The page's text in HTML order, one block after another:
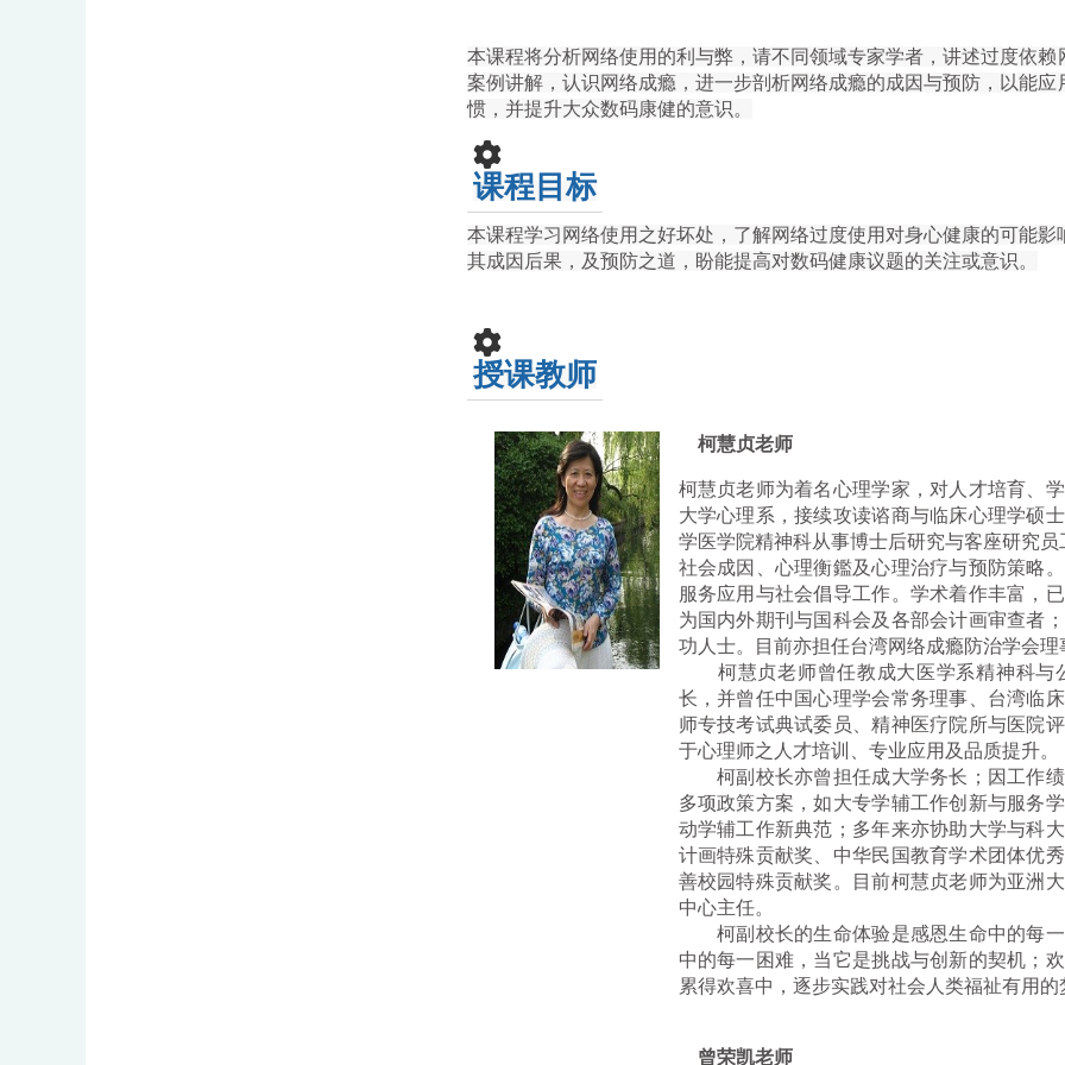
本课程将分析网络使用的利与弊，请不同领域专家学者，讲述过度依
案例讲解，认识网络成瘾，进一步剖析网络成瘾的成因与预防，以能
惯，并提升大众数码康健的意识。
课程目标
本课程学习网络使用之好坏处，了解网络过度使用对身心健康的可能
其成因后果，及预防之道，盼能提高对数码健康议题的关注或意识。
授课教师
柯慧贞老师
柯慧贞老师为着名心理学家，对人才培育、
大学心理系，接续攻读谘商与临床心理学硕
学医学院精神科从事博士后研究与客座研究
社会成因、心理衡鑑及心理治疗与预防策略
服务应用与社会倡导工作。学术着作丰富，
为国内外期刊与国科会及各部会计画审查者
功人士。目前亦担任台湾网络成瘾防治学会
柯慧贞老师曾任教成大医学系精神科与
长，并曾任中国心理学会常务理事、台湾临
师专技考试典试委员、精神医疗院所与医院
于心理师之人才培训、专业应用及品质提升。
柯副校长亦曾担任成大学务长；因工作绩
多项政策方案，如大专学辅工作创新与服务
动学辅工作新典范；多年来亦协助大学与科
计画特殊贡献奖、中华民国教育学术团体优
善校园特殊贡献奖。目前柯慧贞老师为亚洲
中心主任。
柯副校长的生命体验是感恩生命中的每一
中的每一困难，当它是挑战与创新的契机；
累得欢喜中，逐步实践对社会人类福祉有用的
曾荣凯老师